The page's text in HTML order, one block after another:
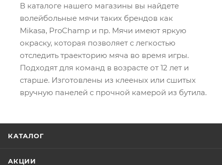
В каталоге нашего магазины вы найдете
волейбольные мячи таких брендов как
Mikasa, ProChamp и пр. Мячи имеют яркую
окраску, которая позволяет с легкостью
отследить траекторию мяча во время игры.
Подходят для команд в возрасте от 12 лет и
старше. Изготовлены из клееных или сшитых
вручную панелей с прочной камерой из бутила.
КАТАЛОГ
АКЦИИ